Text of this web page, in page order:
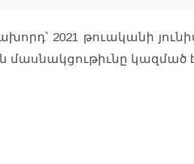
2021 թուականի
կազմած է